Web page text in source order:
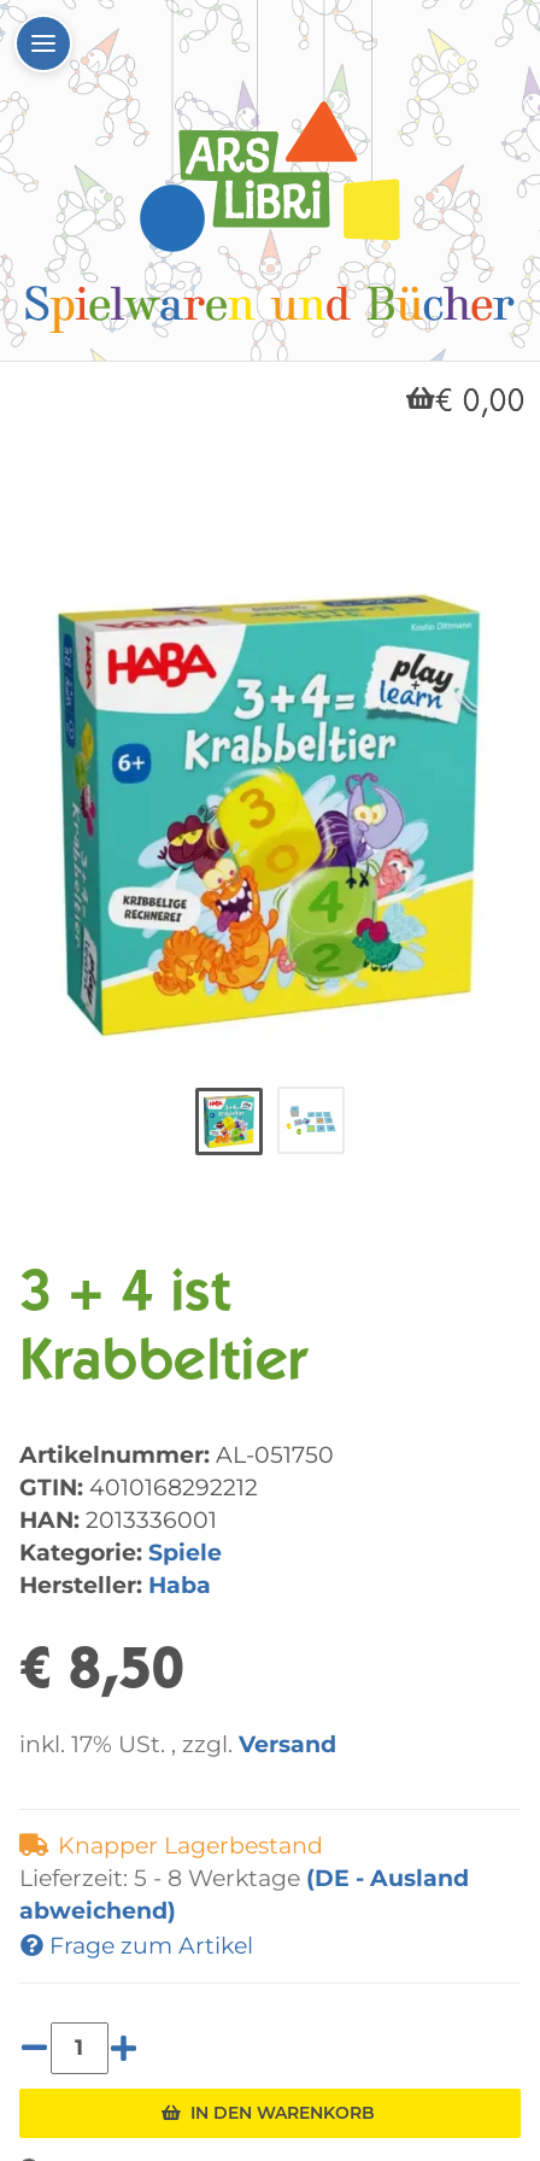
€ 0,00
3 + 4 ist
Krabbeltier
Artikelnummer: AL-051750
GTIN: 4010168292212
HAN: 2013336001
Kategorie: Spiele
Hersteller: Haba
€ 8,50
inkl. 17% USt. , zzgl. Versand
Knapper Lagerbestand
Lieferzeit: 5 - 8 Werktage (DE - Ausland
abweichend)
Frage zum Artikel
IN DEN WARENKORB
Loading...